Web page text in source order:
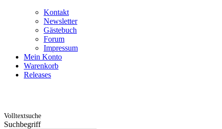
Kontakt
Newsletter
Gästebuch
Forum
Impressum
Mein Konto
Warenkorb
Releases
Volltextsuche
Suchbegriff